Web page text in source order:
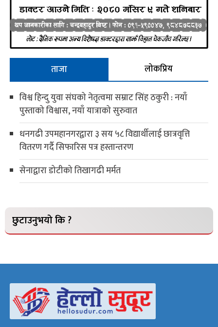
ताजा
लोकप्रिय
विश्व हिन्दु युवा संघको नेतृत्वमा सम्राट सिंह ठकुरी : नयाँ
पुस्ताको विश्वास, नयाँ यात्राको सुरुवात
धनगढी उपमहानगरद्वारा ३ सय ५८ विद्यार्थीलाई छात्रवृत्ति
वितरण गर्दै सिफारिस पत्र हस्तान्तरण
सेनाद्वारा डोटीको तिखागढी मर्मत
छुटाउनुभयो कि ?